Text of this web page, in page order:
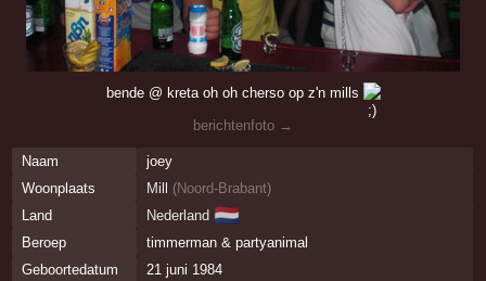
bende @ kreta oh oh cherso op z'n mills
berichtenfoto →
Naam
joey
Woonplaats
Mill (Noord-Brabant)
Land
Nederland 🇳🇱
Beroep
timmerman & partyanimal
Geboortedatum
21 juni 1984